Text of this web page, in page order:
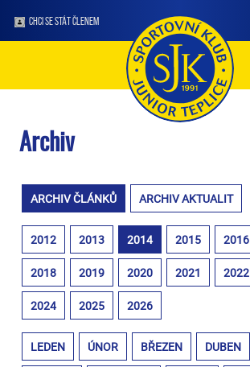
CHCI SE STÁT ČLENEM
Archiv
ARCHIV ČLÁNKŮ ARCHIV AKTUALIT
2012 2013 2014 2015 2016
2018 2019 2020 2021 2022
2024 2025 2026
LEDEN ÚNOR BŘEZEN DUBEN